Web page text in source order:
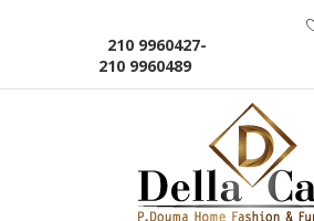
210 9960427-
210 9960489